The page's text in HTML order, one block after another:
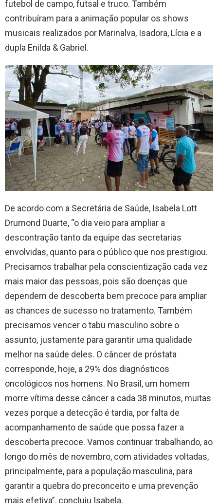
futebol de campo, futsal e truco. Também
contribuíram para a animação popular os shows
musicais realizados por Marinalva, Isadora, Lícia e a
dupla Enilda & Gabriel.
De acordo com a Secretária de Saúde, Isabela Lott
Drumond Duarte, “o dia veio para ampliar a
descontração tanto da equipe das secretarias
envolvidas, quanto para o público que nos prestigiou.
Precisamos trabalhar pela conscientização cada vez
mais maior das pessoas, pois são doenças que
dependem de descoberta bem precoce para ampliar
as chances de sucesso no tratamento. Também
precisamos vencer o tabu masculino sobre o
assunto, justamente para garantir uma qualidade
melhor na saúde deles. O câncer de próstata
corresponde, hoje, a 29% dos diagnósticos
oncológicos nos homens. No Brasil, um homem
morre vítima desse câncer a cada 38 minutos, muitas
vezes porque a detecção é tardia, por falta de
acompanhamento de saúde que possa fazer a
descoberta precoce. Vamos continuar trabalhando, ao
longo do mês de novembro, com atividades voltadas,
principalmente, para a população masculina, para
garantir a quebra do preconceito e uma prevenção
mais efetiva”, concluiu Isabela.